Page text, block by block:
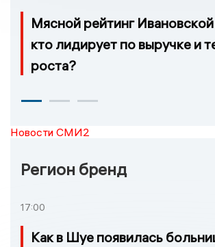
Мясной рейтинг
кто лидирует по выручке и
роста?
Новости СМИ2
Регион бренд
17:00
Как в Шуе появилась